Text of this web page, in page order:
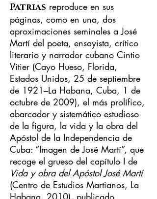
Patrias reproduce en sus
páginas, como en una, dos
aproximaciones seminales a José
Martí del poeta, ensayista, crítico
literario y narrador cubano Cintio
Vitier (Cayo Hueso, Florida,
Estados Unidos, 25 de septiembre
de 1921–La Habana, Cuba, 1 de
octubre de 2009), el más prolífico,
abarcador y sistemático estudioso
de la figura, la vida y la obra del
Apóstol de la Independencia de
Cuba: “Imagen de José Martí”, que
recoge el grueso del capítulo I de
Vida y obra del Apóstol José Martí
(Centro de Estudios Martianos, La
Habana, 2010), publicado